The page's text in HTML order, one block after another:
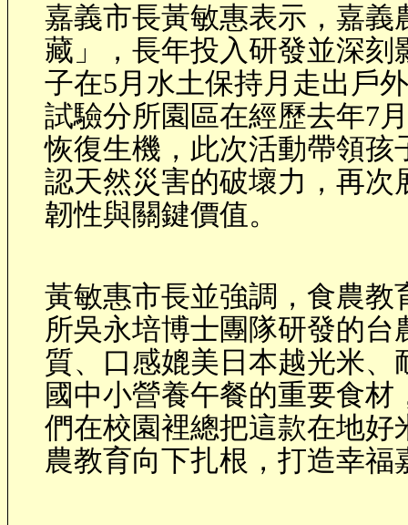
嘉義市長黃敏惠表示，嘉
藏」，長年投入研發並深
子在5月水土保持月走出戶
試驗分所園區在經歷去年7
恢復生機，此次活動帶領
認天然災害的破壞力，再
韌性與關鍵價值。
黃敏惠市長並強調，食農
所吳永培博士團隊研發的台
質、口感媲美日本越光米
國中小營養午餐的重要食
們在校園裡總把這款在地
農教育向下扎根，打造幸福